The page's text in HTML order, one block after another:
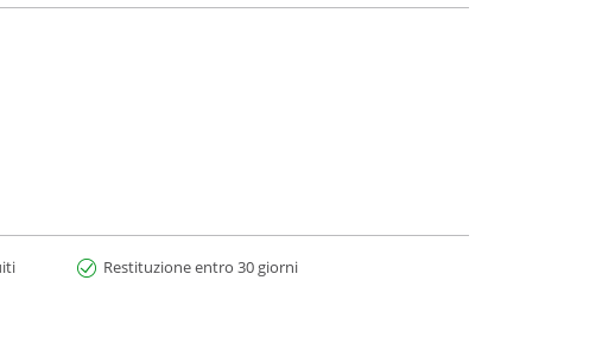
Restituzione entro 30 giorni